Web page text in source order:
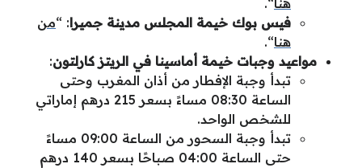
هنا“.
فيس بوك خيمة المجلس مدينة جميرا: “من
هنا“.
مواعيد وجبات خيمة أماسينا في الريتز كارلتون:
تبدأ وجبة الإفطار من أذان المغرب وحتى
الساعة 08:30 مساءً بسعر 215 درهم إماراتي
للشخص الواحد.
تبدأ وجبة السحور من الساعة 09:00 مساءً
حتى الساعة 04:00 صباحًا بسعر 140 درهم